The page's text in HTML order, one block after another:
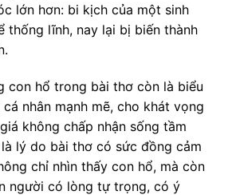
lớn hơn: bi kịch của một sinh
thống lĩnh, nay lại bị biến thành
con hổ trong bài thơ còn là biểu
nhân mạnh mẽ, cho khát vọng
không chấp nhận sống tầm
lý do bài thơ có sức đồng cảm
chỉ nhìn thấy con hổ, mà còn
người có lòng tự trọng, có ý